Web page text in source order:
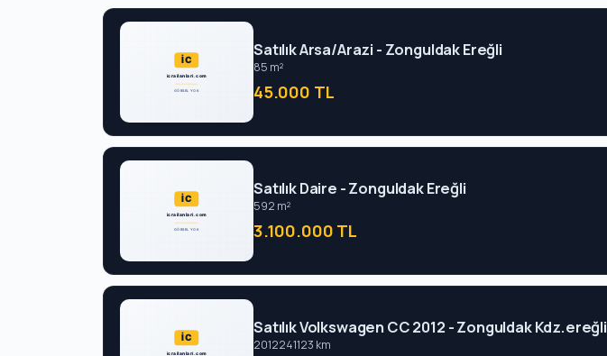
Satılık Arsa/Arazi - Zonguldak Ereğli
85 m²
45.000 TL
Satılık Daire - Zonguldak Ereğli
592 m²
3.100.000 TL
Satılık Volkswagen CC 2012 - Zonguldak Kdz.ereğli
2012241123 km